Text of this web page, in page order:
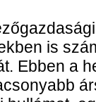
is
Ebben a